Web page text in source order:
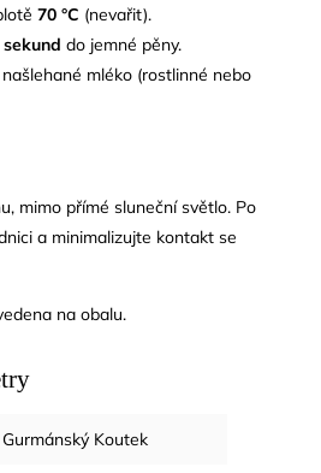
70 °C (nevařit).
do jemné pěny.
mléko (rostlinné nebo
mimo přímé sluneční světlo. Po
a minimalizujte kontakt se
na obalu.
Gurmánský Koutek